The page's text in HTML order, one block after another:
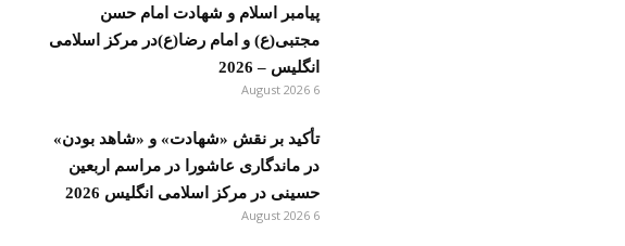
پیامبر اسلام و شهادت امام حسن
مجتبی(ع) و امام رضا(ع)در مرکز اسلامی
انگلیس – 2026
6 August 2026
تأکید بر نقش «شهادت» و «شاهد بودن»
در ماندگاری عاشورا در مراسم اربعین
حسینی در مرکز اسلامی انگلیس 2026
6 August 2026